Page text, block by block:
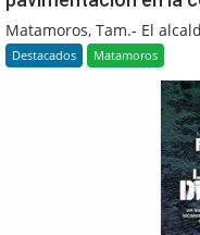
Matamoros, Tam.- El
Destacados Matamoros